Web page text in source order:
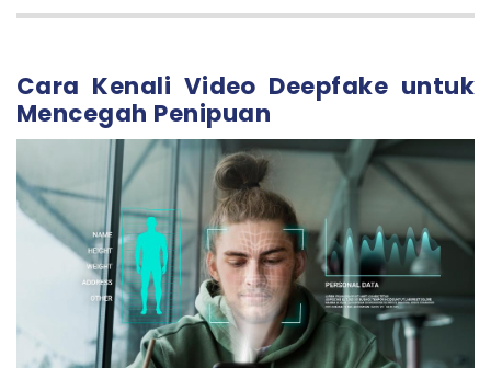
Cara Kenali Video Deepfake untuk
Mencegah Penipuan